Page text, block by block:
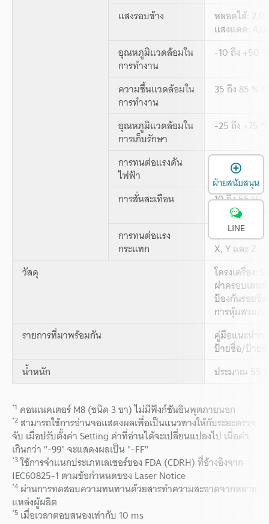
แสงรอบข้าง
หลอดไส้:
แสงแดด:
อุณหภูมิแวดล้อมใน
การทำงาน
-10 ถึง +50
ความชื้นแวดล้อมใน
การทำงาน
35 ถึง 85 %
อุณหภูมิแวดล้อมใน
การเก็บรักษา
-25 ถึง +75
การทนต่อแรงดัน
ไฟฟ้า
1,000
การสั่นสะเทือน 10 ถึง 55
2 ชั่วโมง ใ
การทนต่อแรง
กระแทก
1,000 ม./วิน
X, Y และ Z
วัสดุ
โครงเครื่อง:
ฝาครอบเลน
ป้องกันรอยขี
การหุ้มสวม/แ
รายการที่มาพร้อมกัน
คู่มือแนะนำก
ป้ายชื่อ/ป้ายรั
น้ำหนัก
ประมาณ 55
*1 คอนเนคเตอร์ M8 (ชนิด 3 ขา) ไม่มีฟังก์ชันอินพุตภายนอก
*2สามารถใช้การอ่านจอแสดงผลเพื่อเป็นแนวทางให้กับระยะตรวจ
จับ เมื่อปรับตั้งค่า Setting ค่าที่อ่านได้จะเปลี่ยนแปลงไป เมื่อค่า
เกินกว่า "-99" จะแสดงผลเป็น "-FF"
*3ใช้การจำแนกประเภทเลเซอร์ของ FDA (CDRH) ที่อ้างอิงจาก
IEC60825-1 ตามข้อกำหนดของ Laser Notice
*4 ผ่านการทดสอบความทนทานด้วยสารทำความสะอาดจากหลาย
แหล่งผู้ผลิต
*5 เมื่อเวลาตอบสนองเท่ากับ 10 ms
ฝ่ายสนับสนุน
LINE